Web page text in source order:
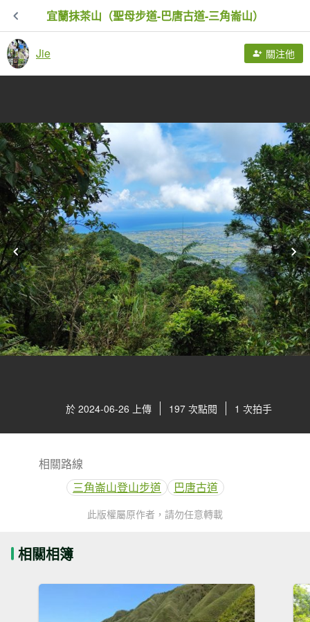
宜蘭抹茶山（聖母步道-巴唐古道-三角崙山）
Jie 關注他
於 2024-06-26 上傳 197 次點閱 1 次拍手
相關路線
三角崙山登山步道
巴唐古道
此版權屬原作者，請勿任意轉載
相關相簿